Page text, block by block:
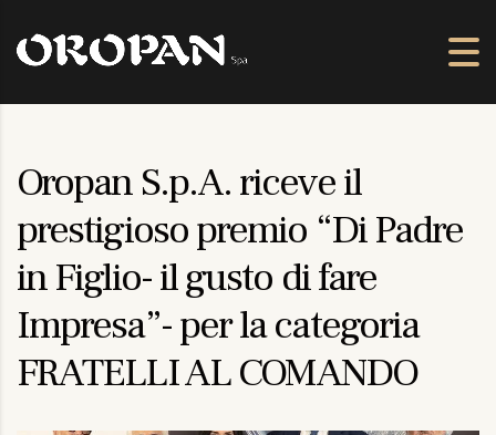
Oropan S.p.A. riceve il
prestigioso premio “Di Padre
in Figlio- il gusto di fare
Impresa”- per la categoria
FRATELLI AL COMANDO